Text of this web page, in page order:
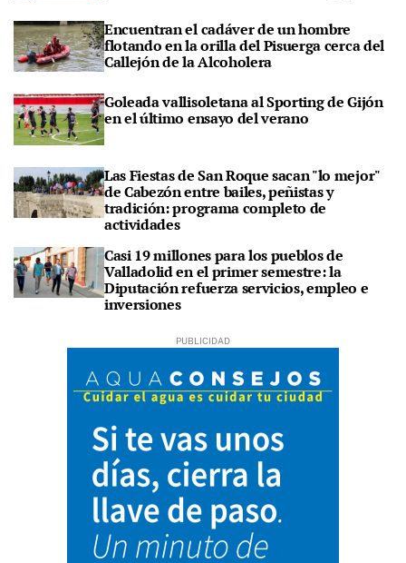
Encuentran el cadáver de un hombre
flotando en la orilla del Pisuerga cerca del
Callejón de la Alcoholera
Goleada vallisoletana al Sporting de Gijón
en el último ensayo del verano
Las Fiestas de San Roque sacan "lo mejor"
de Cabezón entre bailes, peñistas y
tradición: programa completo de
actividades
Casi 19 millones para los pueblos de
Valladolid en el primer semestre: la
Diputación refuerza servicios, empleo e
inversiones